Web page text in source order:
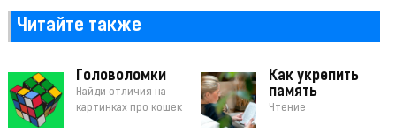
Читайте также
Головоломки
Найди отличия на
картинках про кошек
Как укрепить
память
Чтение